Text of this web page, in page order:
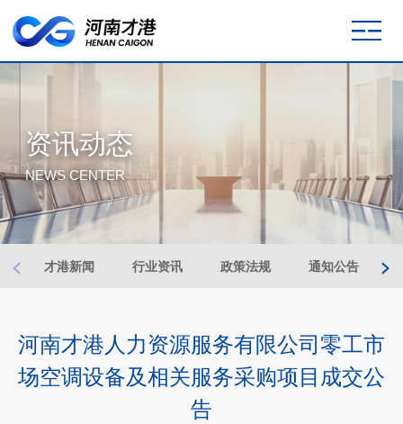
资讯动态
NEWS CENTER
才港新闻 行业资讯 政策法规 通知公告
< >
河南才港人力资源服务有限公司零工市
场空调设备及相关服务采购项目成交公
告